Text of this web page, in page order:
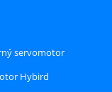
servomotor
Hybird